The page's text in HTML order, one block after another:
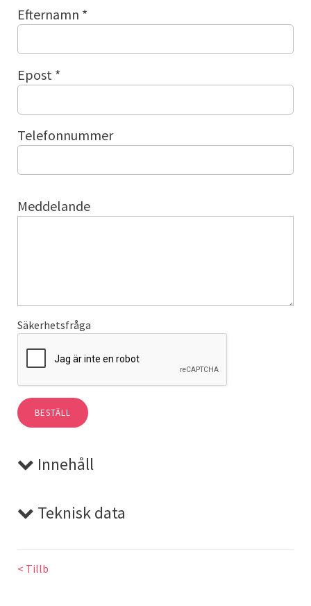
Efternamn *
Epost *
Telefonnummer
Meddelande
Säkerhetsfråga
BESTÄLL
Innehåll
Smartare miljö
verktyg, Panelhantering, Enheter, Bättre
Teknisk data
ArtNr:
< Tillb